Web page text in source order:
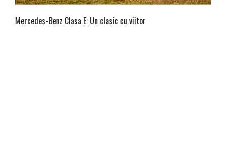
Mercedes-Benz Clasa E: Un clasic cu viitor